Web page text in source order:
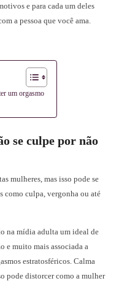
e para cada um deles
a pessoa que você ama.
um orgasmo
se culpe por não
mulheres, mas isso pode se
como culpa, vergonha ou até
na mídia adulta um ideal de
e muito mais associada a
estratosféricos. Calma
pode distorcer como a mulher